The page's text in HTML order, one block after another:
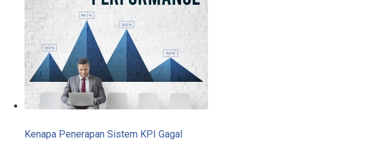
Kenapa Penerapan Sistem KPI Gagal